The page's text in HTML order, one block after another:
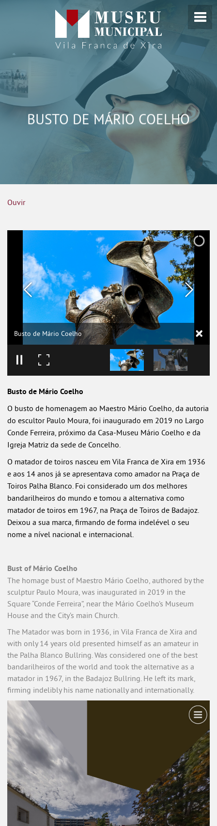
BUSTO DE MÁRIO COELHO
Ouvir
Busto de Mário Coelho
Busto de Mário Coelho
O busto de homenagem ao Maestro Mário Coelho, da autoria
do escultor Paulo Moura, foi inaugurado em 2019 no Largo
Conde Ferreira, próximo da Casa-Museu Mário Coelho e da
Igreja Matriz da sede de Concelho.
O matador de toiros nasceu em Vila Franca de Xira em 1936
e aos 14 anos já se apresentava como amador na Praça de
Toiros Palha Blanco. Foi considerado um dos melhores
bandarilheiros do mundo e tomou a alternativa como
matador de toiros em 1967, na Praça de Toiros de Badajoz.
Deixou a sua marca, firmando de forma indelével o seu
nome a nível nacional e internacional.
Bust of Mário Coelho
The homage bust of Maestro Mário Coelho, authored by the
sculptur Paulo Moura, was inaugurated in 2019 in the
Square “Conde Ferreira”, near the Mário Coelho’s Museum
House and the City’s main Church.
The Matador was born in 1936, in Vila Franca de Xira and
with only 14 years old presented himself as an amateur in
the Palha Blanco Bullring. Was considered one of the best
bandarilheiros of the world and took the alternative as a
matador in 1967, in the Badajoz Bullring. He left its mark,
firming indelibly his name nationally and internationally.